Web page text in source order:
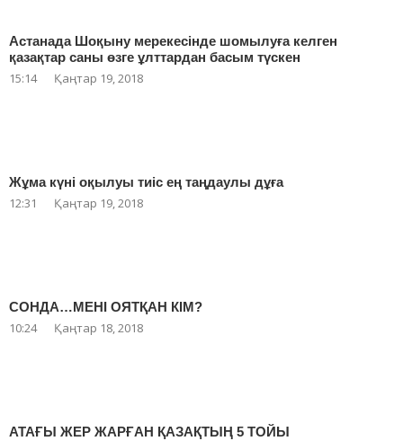
Астанада Шоқыну мерекесінде шомылуға келген
қазақтар саны өзге ұлттардан басым түскен
15:14 Қаңтар 19, 2018
Жұма күні оқылуы тиіс ең таңдаулы дұға
12:31 Қаңтар 19, 2018
СОНДА…МЕНІ ОЯТҚАН КІМ?
10:24 Қаңтар 18, 2018
АТАҒЫ ЖЕР ЖАРҒАН ҚАЗАҚТЫҢ 5 ТОЙЫ